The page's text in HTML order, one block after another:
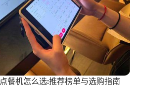
餐机怎么选:推荐榜单与选购指南